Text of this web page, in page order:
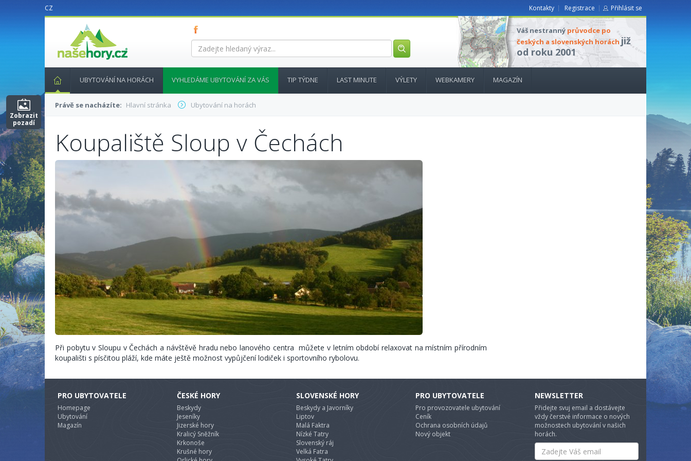
CZ Kontakty Registrace Přihlásit se
nasehory.cz
Zadejte
hledaný
Váš nestranný průvodce po
českých a slovenských horách již
od roku 2001
UBYTOVÁNÍ NA HORÁCH VYHLEDÁME UBYTOVÁNÍ ZA VÁS TIP TÝDNE LAST MINUTE VÝLETY WEBKAMERY MAGAZÍN
Právě se nacházíte: Hlavní stránka Ubytování na horách
Koupaliště Sloup v Čechách
Při pobytu v Sloupu v Čechách a návštěvě hradu nebo lanového centra můžete v letním období relaxovat na místním přírodním
koupališti s písčitou pláží, kde máte ještě možnost vypůjčení lodiček i sportovního rybolovu.
PRO UBYTOVATELE
Homepage
Ubytování
Magazín
ČESKÉ HORY
Beskydy
Jeseníky
Jizerské hory
Kralicý Sněžník
Krkonoše
Krušné hory
SLOVENSKÉ HORY
Beskydy a Javorníky
Liptov
Malá Faktra
Nízké Tatry
Slovenský ráj
Velká Fatra
PRO UBYTOVATELE
Pro provozovatele ubytování
Ceník
Ochrana osobních údajů
Nový objekt
NEWSLETTER
Přidejte svuj email a dostávejte
vždy čerstvé informace o nových
možnostech ubytování v našich
horách.
Email
Zobrazit
pozadí